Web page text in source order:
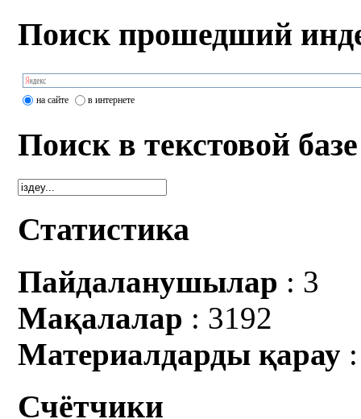
Поиск прошедший
на сайте в интернете
Поиск в текстовой базе
Статистика
Пайдаланушылар : 3
Мақалалар : 3192
Материалдарды қарау
Счётчики